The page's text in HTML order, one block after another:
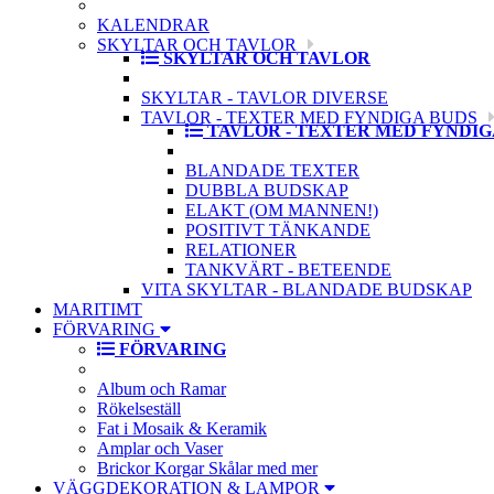
KALENDRAR
SKYLTAR OCH TAVLOR
SKYLTAR OCH TAVLOR
SKYLTAR - TAVLOR DIVERSE
TAVLOR - TEXTER MED FYNDIGA BUDS
TAVLOR - TEXTER MED
BLANDADE TEXTER
DUBBLA BUDSKAP
ELAKT (OM MANNEN!)
POSITIVT TÄNKANDE
RELATIONER
TANKVÄRT - BETEENDE
VITA SKYLTAR - BLANDADE BUDSKAP
MARITIMT
FÖRVARING
FÖRVARING
Album och Ramar
Rökelseställ
Fat i Mosaik & Keramik
Amplar och Vaser
Brickor Korgar Skålar med mer
VÄGGDEKORATION & LAMPOR